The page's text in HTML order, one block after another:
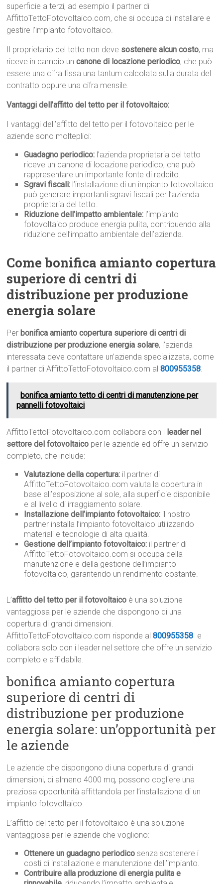
superficie a terzi, ad esempio il partner di
AffittoTettoFotovoltaico.com, che si occupa di installare e
gestire l’impianto fotovoltaico.
Il proprietario del tetto non deve sostenere alcun costo, ma
riceve in cambio uncanone di locazione periodico, che può
essere una cifra fissa una tantum calcolata sulla durata del
contratto oppure una cifra mensile.
Vantaggi dell’affitto del tetto per il fotovoltaico:
I vantaggi dell’affitto del tetto per il fotovoltaico per le
aziende sono molteplici:
Guadagno periodico: l’azienda proprietaria del tetto
riceve un canone di locazione periodico, che può
rappresentare un importante fonte di reddito.
Sgravi fiscali: l’installazione di un impianto fotovoltaico
può generare importanti sgravi fiscali per l’azienda
proprietaria del tetto.
Riduzione dell’impatto ambientale: l’impianto
fotovoltaico produce energia pulita, contribuendo alla
riduzione dell’impatto ambientale dell’azienda.
Come bonifica amianto copertura
superiore di centri di
distribuzione per produzione
energia solare
Per bonifica amianto copertura superiore di centri di
distribuzione per produzione energia solare, l’azienda
interessata deve contattare un’azienda specializzata, come
il partner di AffittoTettoFotovoltaico.com al800955358.
bonifica amianto tetto di centri di manutenzione per
pannelli fotovoltaici
AffittoTettoFotovoltaico.com collabora con i leader nel
settore del fotovoltaico per le aziende ed offre un servizio
completo, che include:
Valutazione della copertura: il partner di
AffittoTettoFotovoltaico.com valuta la copertura in
base all’esposizione al sole, alla superficie disponibile
e al livello di irraggiamento solare.
Installazione dell’impianto fotovoltaico: il nostro
partner installa l’impianto fotovoltaico utilizzando
materiali e tecnologie di alta qualità.
Gestione dell’impianto fotovoltaico: il partner di
AffittoTettoFotovoltaico.com si occupa della
manutenzione e della gestione dell’impianto
fotovoltaico, garantendo un rendimento costante.
L’affitto del tetto per il fotovoltaico è una soluzione
vantaggiosa per le aziende che dispongono di una
copertura di grandi dimensioni.
AffittoTettoFotovoltaico.com risponde al800955358 e
collabora solo con i leader nel settore che offre un servizio
completo e affidabile.
bonifica amianto copertura
superiore di centri di
distribuzione per produzione
energia solare: un’opportunità per
le aziende
Le aziende che dispongono di una copertura di grandi
dimensioni, di almeno 4000 mq, possono cogliere una
preziosa opportunità affittandola per l’installazione di un
impianto fotovoltaico.
L’affitto del tetto per il fotovoltaico è una soluzione
vantaggiosa per le aziende che vogliono:
Ottenere un guadagno periodico senza sostenere i
costi di installazione e manutenzione dell’impianto.
Contribuire alla produzione di energia pulita e